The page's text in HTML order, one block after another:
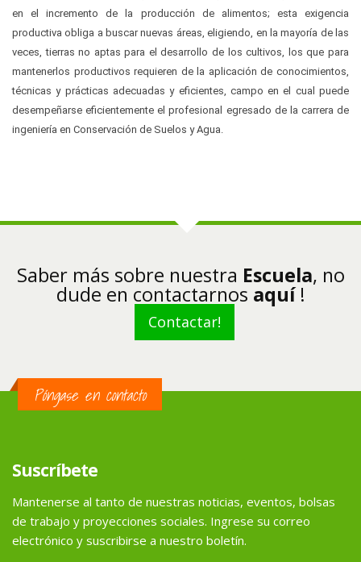
en el incremento de la producción de alimentos; esta exigencia
productiva obliga a buscar nuevas áreas, eligiendo, en la mayoría de las
veces, tierras no aptas para el desarrollo de los cultivos, los que para
mantenerlos productivos requieren de la aplicación de conocimientos,
técnicas y prácticas adecuadas y eficientes, campo en el cual puede
desempeñarse eficientemente el profesional egresado de la carrera de
ingeniería en Conservación de Suelos y Agua.
Saber más sobre nuestra Escuela, no
dude en contactarnos aquí!
Contactar!
Póngase en contacto
Suscríbete
Mantenerse al tanto de nuestras noticias, eventos, bolsas
de trabajo y proyecciones sociales. Ingrese su correo
electrónico y suscribirse a nuestro boletín.